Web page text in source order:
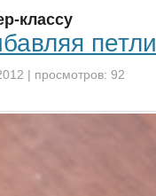
классу
петли
| просмотров: 92